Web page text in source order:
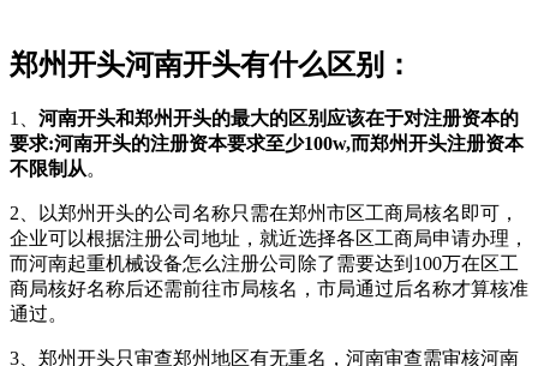
郑州开头河南开头有什么区别：
1、 河南开头和郑州开头的最大的区别应该在于对注册资本的
要求:河南开头的注册资本要求至少100w,而郑州开头注册资本
不限制从。
2、以郑州开头的公司名称只需在郑州市区工商局核名即可，
企业可以根据注册公司地址，就近选择各区工商局申请办理，
而河南起重机械设备怎么注册公司除了需要达到100万在区工
商局核好名称后还需前往市局核名，市局通过后名称才算核准
通过。
3、郑州开头只审查郑州地区有无重名，河南审查需审核河南